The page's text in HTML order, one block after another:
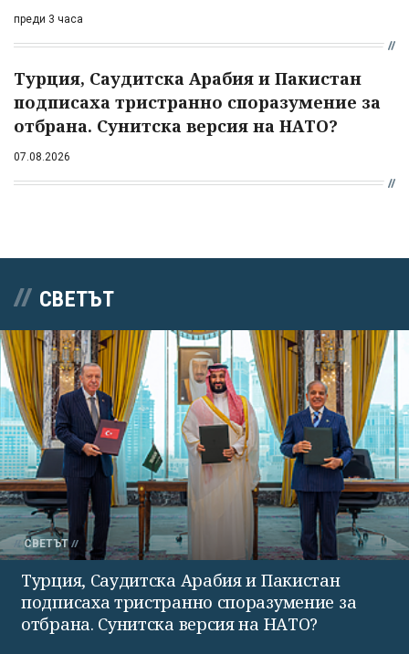
преди 3 часа
Турция, Саудитска Арабия и Пакистан
подписаха тристранно споразумение за
отбрана. Сунитска версия на НАТО?
07.08.2026
СВЕТЪТ
СВЕТЪТ
Турция, Саудитска Арабия и Пакистан
подписаха тристранно споразумение за
отбрана. Сунитска версия на НАТО?